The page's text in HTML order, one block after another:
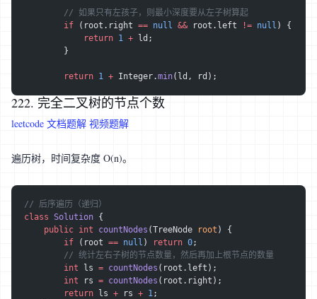
        // 如果只有左孩子，则最小深度要从左子树算起
        if
(root.right == null && root.left != null ) {
            return
1 + ld;
        }
        return
1 + Integer.min(ld, rd);
222. 完全二叉树的节点个数
leetcode 文档题解 视频题解
遍历树，时间复杂度 O(n)。
// 后序遍历（递归）
class Solution {
    public
int countNodes (TreeNode root ) {
        if
(root == null ) return 0;
        // 统计左右子树的节点数量，然后再加上根节点的数量
        int
ls = countNodes (root.left);
        int
rs = countNodes (root.right);
        return
ls + rs + 1;